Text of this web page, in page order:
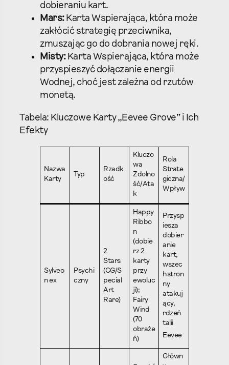
dobieraniu kart.
Mars: Karta Wspierająca, która może
zakłócić strategię przeciwnika,
zmuszając go do dobrania nowej ręki.
Misty:Karta Wspierająca, która może
przyspieszyć dołączanie energii
Wodnej, choć jest zależna od rzutów
monetą.
Tabela: Kluczowe Karty „Eevee Grove” i Ich
Efekty
Nazwa
Karty
Typ
Rzadk
ość
Kluczo
wa
Zdolno
ść/Ata
k
Rola
Strate
giczna/
Wpływ
Sylveo
n ex
Psychi
czny
2
Stars
(CG/S
pecial
Art
Rare)
Happy
Ribbo
n
(dobie
rz 2
karty
przy
ewoluc
ji);
Fairy
Wind
(70
obraże
ń)
Przysp
iesza
dobier
anie
kart,
wszec
hstron
ny
atakuj
ący,
rdzeń
talii
Eevee
Główn